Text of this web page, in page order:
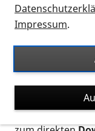
Auf dieser Seite
Ort. Nutzen Sie
nach Flyern und
suchen. Die
verschiedenen
postalischen
Impressum.